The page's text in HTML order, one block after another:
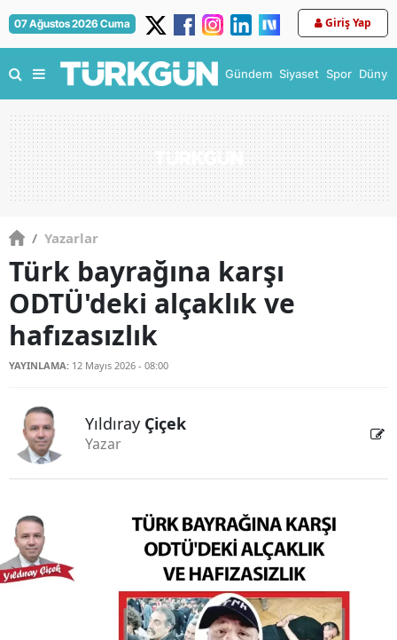
07 Ağustos 2026 Cuma Giriş Yap
Gündem Siyaset Spor Dünya
/ Yazarlar
Türk bayrağına karşı
ODTÜ'deki alçaklık ve
hafızasızlık
YAYINLAMA: 12 Mayıs 2026 - 08:00
Yıldıray Çiçek
Yazar